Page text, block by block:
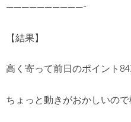
——————————-
【結果】
高く寄って前日のポイント
ちょっと動きがおかしいの